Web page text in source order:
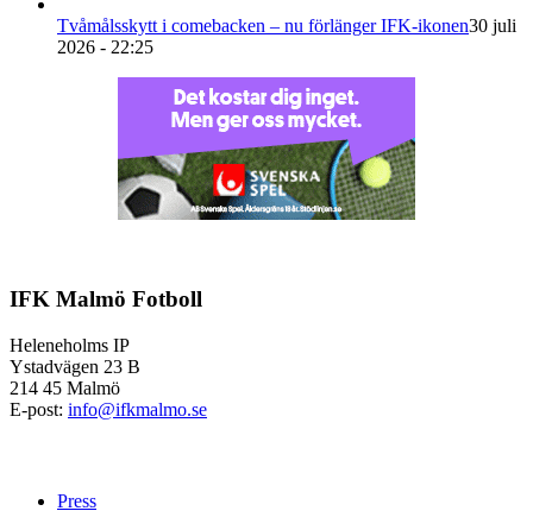
Tvåmålsskytt i comebacken – nu förlänger IFK-ikonen30 juli
2026 - 22:25
IFK Malmö Fotboll
Heleneholms IP
Ystadvägen 23 B
214 45 Malmö
E-post: info@ifkmalmo.se
Press